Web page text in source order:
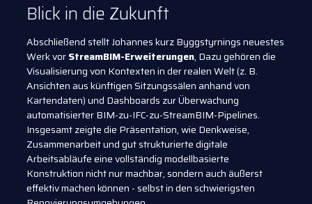
Blick in die Zukunft
Abschließend stellt Johannes kurz Byggstyrnings neuestes
Werk vorStreamBIM-Erweiterungen, Dazu gehören die
Visualisierung von Kontexten in der realen Welt (z. B.
Ansichten aus künftigen Sitzungssälen anhand von
Kartendaten) und Dashboards zur Überwachung
automatisierter BIM-zu-IFC-zu-StreamBIM-Pipelines.
Insgesamt zeigte die Präsentation, wie Denkweise,
Zusammenarbeit und gut strukturierte digitale
Arbeitsabläufe eine vollständig modellbasierte
Konstruktion nicht nur machbar, sondern auch äußerst
effektiv machen können - selbst in den schwierigsten